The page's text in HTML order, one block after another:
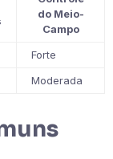
do Meio-
Campo
Forte
Moderada